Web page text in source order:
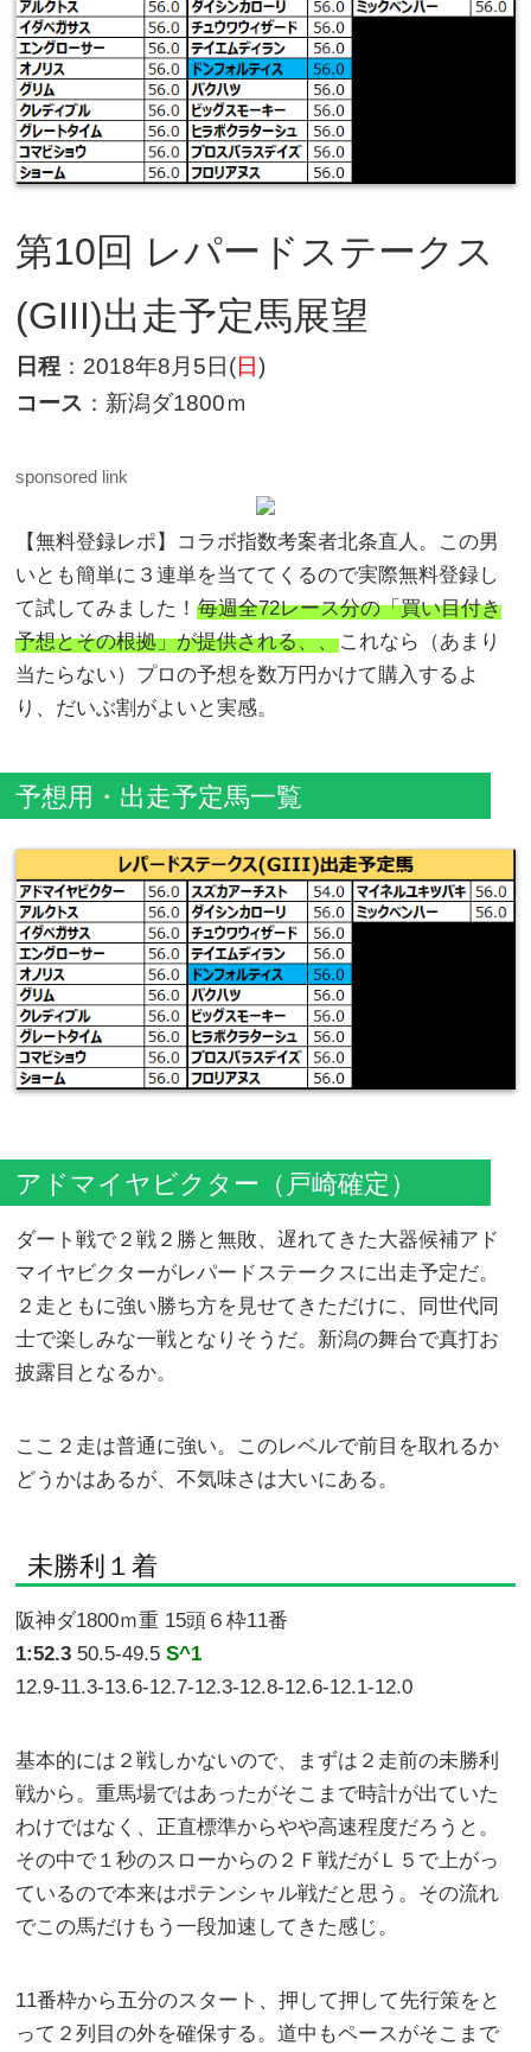
第10回 レパードステークス
(GIII)出走予定馬展望
日程 ：2018年8月5日(日)
コース ：新潟ダ1800ｍ
sponsored link
【無料登録レポ】コラボ指数考案者北条直人。この男
いとも簡単に３連単を当ててくるので実際無料登録し
て試してみました！毎週全72レース分の「買い目付き
予想とその根拠」が提供される、、これなら（あまり
当たらない）プロの予想を数万円かけて購入するよ
り、だいぶ割がよいと実感。
予想用・出走予定馬一覧
アドマイヤビクター（戸崎確定）
ダート戦で２戦２勝と無敗、遅れてきた大器候補アド
マイヤビクターがレパードステークスに出走予定だ。
２走ともに強い勝ち方を見せてきただけに、同世代同
士で楽しみな一戦となりそうだ。新潟の舞台で真打お
披露目となるか。
ここ２走は普通に強い。このレベルで前目を取れるか
どうかはあるが、不気味さは大いにある。
未勝利１着
阪神ダ1800ｍ重 15頭６枠11番
1:52.3 50.5-49.5S^1
12.9-11.3-13.6-12.7-12.3-12.8-12.6-12.1-12.0
基本的には２戦しかないので、まずは２走前の未勝利
戦から。重馬場ではあったがそこまで時計が出ていた
わけではなく、正直標準からやや高速程度だろうと。
その中で１秒のスローからの２Ｆ戦だがＬ５で上がっ
ているので本来はポテンシャル戦だと思う。その流れ
でこの馬だけもう一段加速してきた感じ。
11番枠から五分のスタート、押して押して先行策をと
って２列目の外を確保する。道中もペースがそこまで